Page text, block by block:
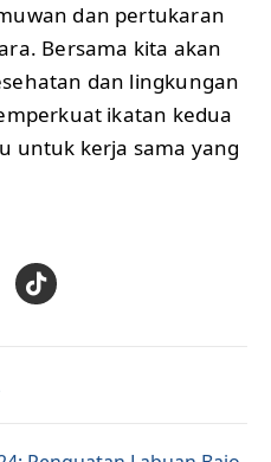
dan pertukaran
Bersama kita akan
dan lingkungan
ikatan kedua
untuk kerja sama yang